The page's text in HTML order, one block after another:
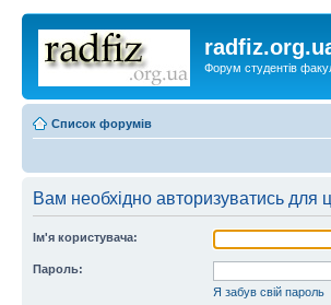
Форум студентів
Список форумів
Вам необхідно авторизуватись для
Ім'я користувача:
Пароль:
Я забув свій пароль